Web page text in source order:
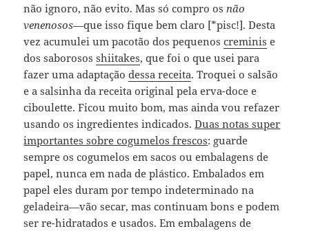
não ignoro, não evito. Mas só compro os não
venenosos—que isso fique bem claro [*pisc!]. Desta
vez acumulei um pacotão dos pequenoscreminis e
dos saborososshiitakes, que foi o que usei para
fazer uma adaptaçãodessa receita. Troquei o salsão
e a salsinha da receita original pela erva-doce e
ciboulette. Ficou muito bom, mas ainda vou refazer
usando os ingredientes indicados.Duas notas super
importantes sobre cogumelos frescos: guarde
sempre os cogumelos em sacos ou embalagens de
papel, nunca em nada de plástico. Embalados em
papel eles duram por tempo indeterminado na
geladeira—vão secar, mas continuam bons e podem
ser re-hidratados e usados. Em embalagens de